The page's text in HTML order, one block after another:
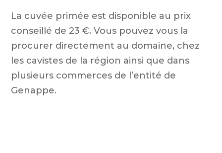
La cuvée primée est disponible au prix
conseillé de 23 €. Vous pouvez vous la
procurer directement au domaine, chez
les cavistes de la région ainsi que dans
plusieurs commerces de l’entité de
Genappe.